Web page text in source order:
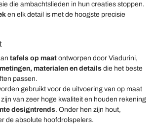
die ambachtslieden in hun creaties stoppen.
en elk detail is met de hoogste precisie
tafels op maat ontworpen door Viadurini,
materialen en details die het beste
passen.
gebruikt voor de uitvoering van op maat
van zeer hoge kwaliteit en houden rekening
designtrends. Onder hen zijn hout,
de absolute hoofdrolspelers.